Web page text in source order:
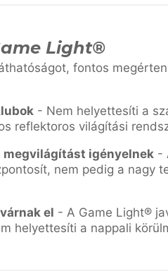
Light®
fontos
- Nem helyettesíti a
reflektoros világítási
megvilágítást igényelnek -
nem pedig a nagy
el - A Game Light®
helyettesíti a nappali